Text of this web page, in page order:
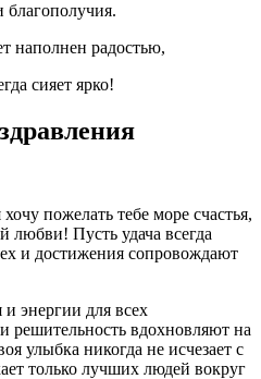
благополучия.
наполнен радостью,
сияет ярко!
пожелать тебе море счастья,
любви! Пусть удача всегда
и достижения сопровождают
энергии для всех
решительность вдохновляют на
улыбка никогда не исчезает с
только лучших людей вокруг